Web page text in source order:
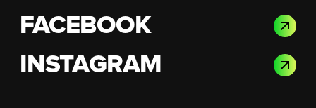
FACEBOOK
INSTAGRAM